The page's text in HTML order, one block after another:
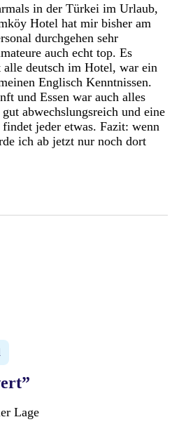
in der Türkei im Urlaub,
Hotel hat mir bisher am
durchgehen sehr
auch echt top. Es
alle deutsch im Hotel, war ein
Englisch Kenntnissen.
und Essen war auch alles
abwechslungsreich und eine
jeder etwas. Fazit: wenn
ich ab jetzt nur noch dort
Lage